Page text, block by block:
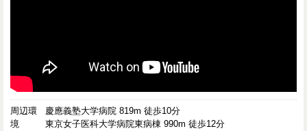
周辺環
境
慶應義塾大学病院 819m 徒歩10分
東京女子医科大学病院東病棟 990m 徒歩12分